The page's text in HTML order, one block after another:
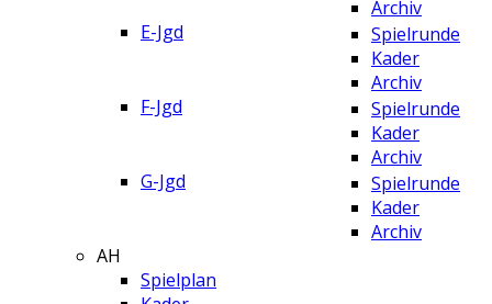
Archiv
E-Jgd
Spielrunde
Kader
Archiv
F-Jgd
Spielrunde
Kader
Archiv
G-Jgd
Spielrunde
Kader
Archiv
AH
Spielplan